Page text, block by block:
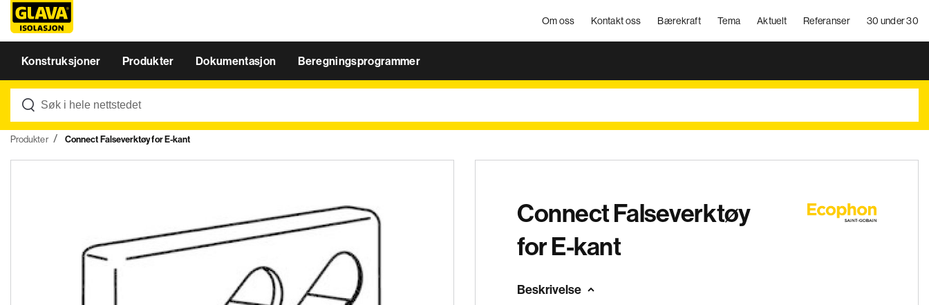
Om oss Kontakt oss Bærekraft Tema Aktuelt Referanser 30 under 30
Konstruksjoner Produkter Dokumentasjon Beregningsprogrammer
Produkter Connect Falseverktøy for E-kant
Connect Falseverktøy
for E-kant
Beskrivelse